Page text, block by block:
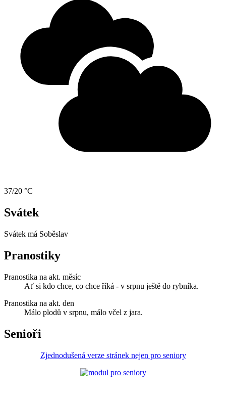
37/20 °C
Svátek
Svátek má Soběslav
Pranostiky
Pranostika na akt. měsíc
Ať si kdo chce, co chce říká - v srpnu ještě do rybníka.
Pranostika na akt. den
Málo plodů v srpnu, málo včel z jara.
Senioři
Zjednodušená verze stránek nejen pro seniory